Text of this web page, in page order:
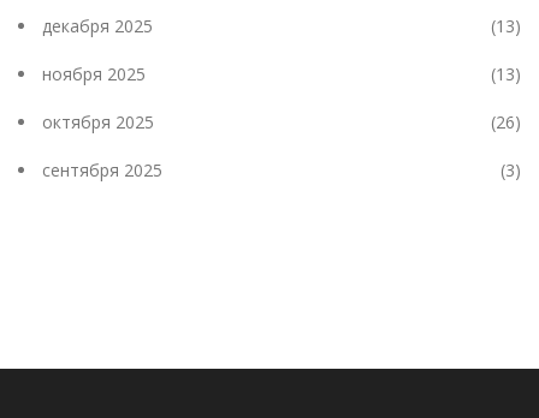
декабря 2025 (13)
ноября 2025 (13)
октября 2025 (26)
сентября 2025 (3)